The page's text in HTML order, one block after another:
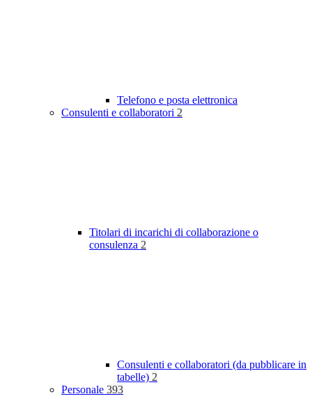
Telefono e posta elettronica
Consulenti e collaboratori 2
Titolari di incarichi di collaborazione o
consulenza 2
Consulenti e collaboratori (da pubblicare in
tabelle) 2
Personale 393